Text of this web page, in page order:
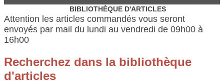
BIBLIOTHÈQUE D'ARTICLES
Attention les articles commandés vous seront
envoyés par mail du lundi au vendredi de 09h00 à
16h00